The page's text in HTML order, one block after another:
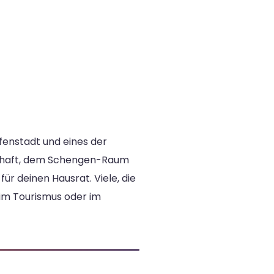
und eines der
dem Schengen-Raum
deinen Hausrat. Viele, die
Tourismus oder im